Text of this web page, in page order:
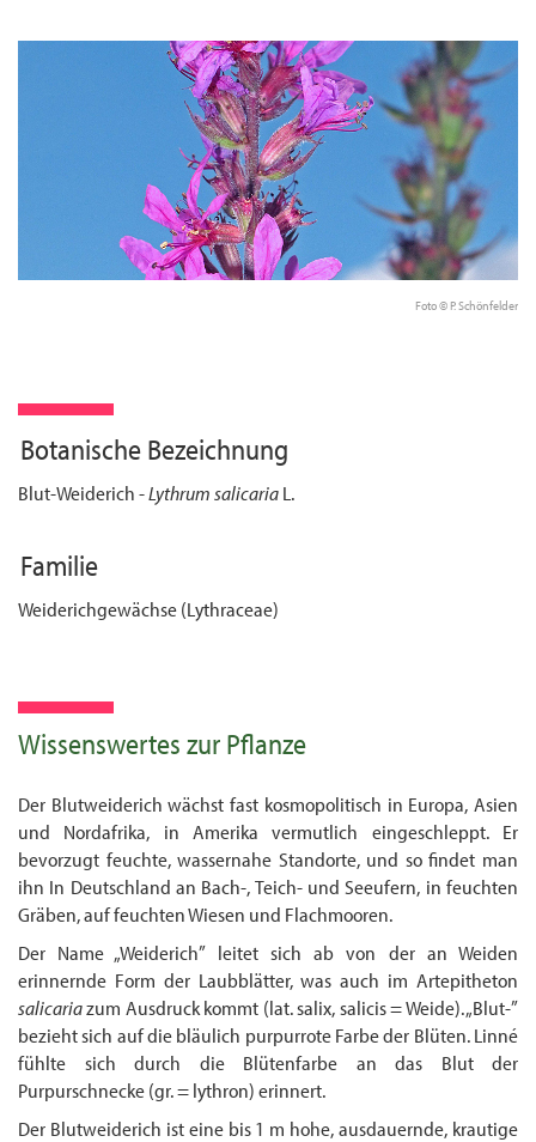
Foto © P. Schönfelder
Botanische Bezeichnung
Blut-Weiderich -Lythrum salicariaL.
Familie
Weiderichgewächse (Lythraceae)
Wissenswertes zur Pflanze
Der Blutweiderich wächst fast kosmopolitisch in Europa, Asien
und Nordafrika, in Amerika vermutlich eingeschleppt. Er
bevorzugt feuchte, wassernahe Standorte, und so findet man
ihn In Deutschland an Bach-, Teich- und Seeufern, in feuchten
Gräben, auf feuchten Wiesen und Flachmooren.
Der Name „Weiderich” leitet sich ab von der an Weiden
erinnernde Form der Laubblätter, was auch im Artepitheton
salicariazum Ausdruck kommt (lat. salix, salicis = Weide). „Blut-”
bezieht sich auf die bläulich purpurrote Farbe der Blüten. Linné
fühlte sich durch die Blütenfarbe an das Blut der
Purpurschnecke (gr. = lythron) erinnert.
Der Blutweiderich ist eine bis 1 m hohe, ausdauernde, krautige